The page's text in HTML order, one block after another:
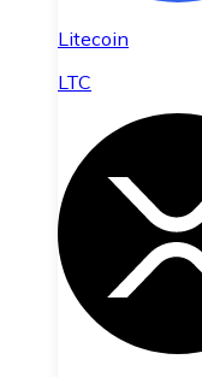
Litecoin
LTC